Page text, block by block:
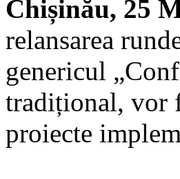
Chișinău, 25
relansarea
genericul
tradițional, vor
proiecte